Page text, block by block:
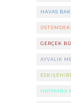
HAVAS
GERÇEK
AYVALIK
HAYMANA